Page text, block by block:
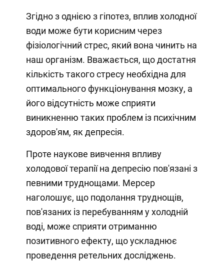
Згідно з однією з гіпотез, вплив холодної
води може бути корисним через
фізіологічний стрес, який вона чинить на
наш організм. Вважається, що достатня
кількість такого стресу необхідна для
оптимального функціонування мозку, а
його відсутність може сприяти
виникненню таких проблем із психічним
здоров'ям, як депресія.
Проте наукове вивчення впливу
холодової терапії на депресію пов'язані з
певними труднощами. Мерсер
наголошує, що подолання труднощів,
пов'язаних із перебуванням у холодній
воді, може сприяти отриманню
позитивного ефекту, що ускладнює
проведення ретельних досліджень.